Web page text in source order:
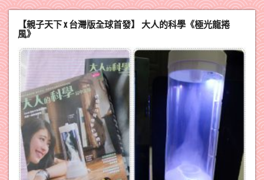
【親子天下 x 台灣版全球首發】 大人的科學《極光龍捲
風》